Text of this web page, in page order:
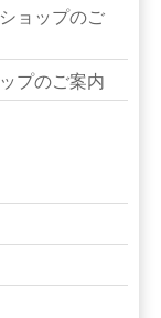
ョップのご
プのご案内